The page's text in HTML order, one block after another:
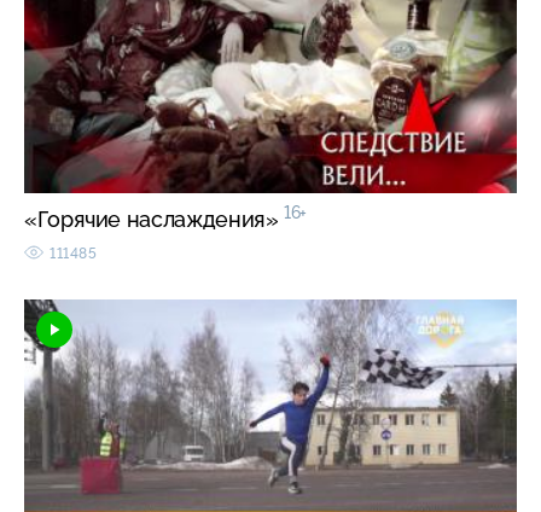
«Горячие наслаждения» 16+
111485